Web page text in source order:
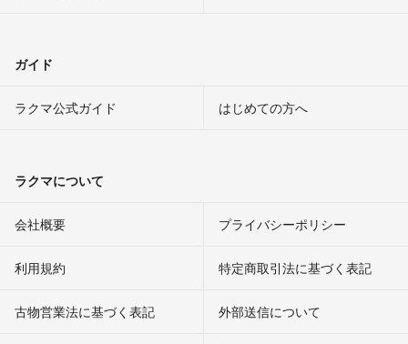
ガイド
ラクマ公式ガイド はじめての方へ
ラクマについて
会社概要 プライバシーポリシー
利用規約 特定商取引法に基づく表記
古物営業法に基づく表記 外部送信について